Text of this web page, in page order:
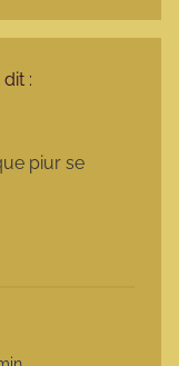
dit :
piur se